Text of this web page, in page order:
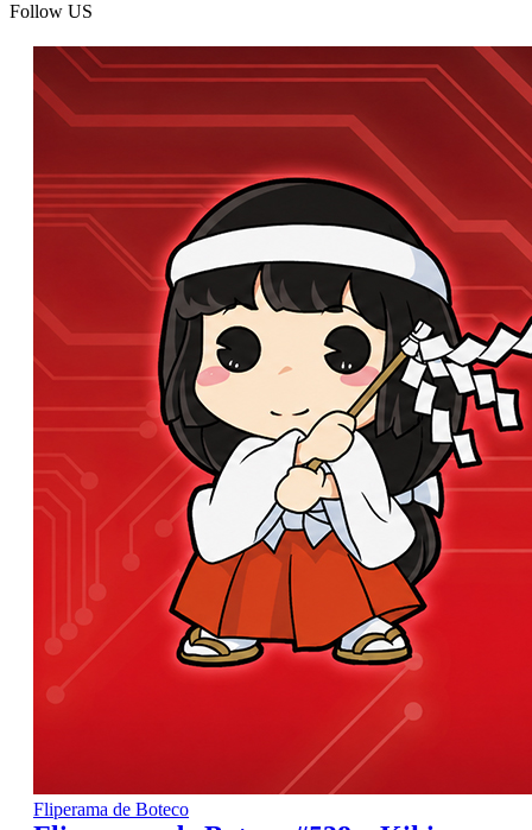
Follow US
Fliperama de Boteco